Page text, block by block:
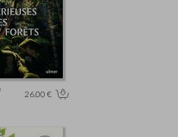
26.00 €